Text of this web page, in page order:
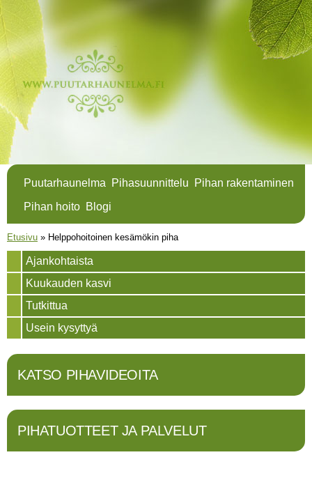
Puutarhaunelma Pihasuunnittelu
Pihan rakentaminen
Pihan hoito Blogi
Olet täällä
Etusivu » Helppohoitoinen kesämökin piha
Ajankohtaista
Kuukauden kasvi
Tutkittua
Usein kysyttyä
KATSO PIHAVIDEOITA
PIHATUOTTEET JA PALVELUT